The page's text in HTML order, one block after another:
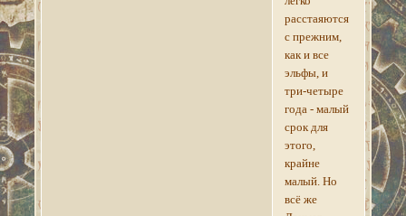
расстаяются
с прежним,
как и все
эльфы, и
три-четыре
года - малый
срок для
этого,
крайне
малый. Но
всё же